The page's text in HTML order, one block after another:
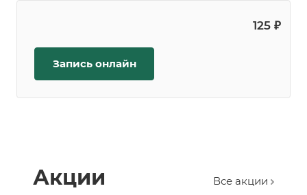
125 ₽
Запись онлайн
Акции Все акции